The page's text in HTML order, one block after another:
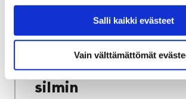
Salli kaikki evästeet
Vain välttämättömät
Through the Eyes of
Palsa / Porispere 15
vuotta - Tomi Palsan
silmin